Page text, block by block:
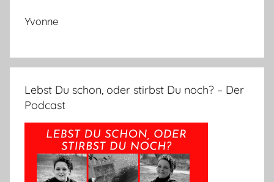
Yvonne
Lebst Du schon, oder stirbst Du noch? – Der
Podcast